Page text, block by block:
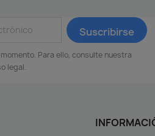
Para ello, consulte nuestra
legal.